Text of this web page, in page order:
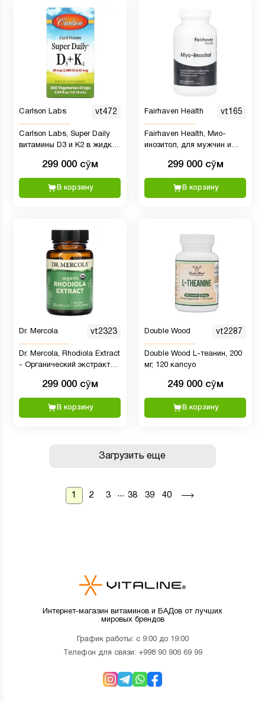
Carlson Labs vt472
Carlson Labs, Super Daily
витамины D3 и K2 в жидкой
22,5 мкг, растительная
формула, 360
вегетарианских капель,
299 000 сӯм
В корзину
Fairhaven Health vt165
Fairhaven Health, Мио-
инозитол, для мужчин и
299 000 сӯм
В корзину
Dr. Mercola vt2323
Dr. Mercola, Rhodiola Extract
- Органический экстракт
299 000 сӯм
В корзину
Double Wood vt2287
Double Wood L-теанин, 200
мг, 120 капсуо
249 000 сӯм
В корзину
Загрузить еще
1 2 3 ... 38 39 40
Интернет-магазин витаминов и БАДов от лучших
мировых брендов
График работы: с 9:00 до 19:00
Телефон для связи: +998 90 906 69 99